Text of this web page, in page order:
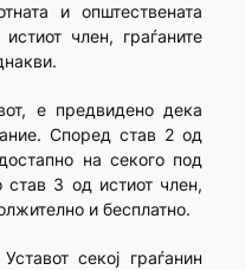
и општествената
член, граѓаните
е предвидено дека
Според став 2 од
на секого под
став 3 од истиот член,
и бесплатно.
секој граѓанин